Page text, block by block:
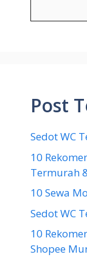
Post
Sedot WC
10
Termurah
10 Sewa
Sedot WC
10
Shopee